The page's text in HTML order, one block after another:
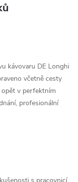
kávovaru DE Longhi
včetně cesty
v perfektním
profesionální